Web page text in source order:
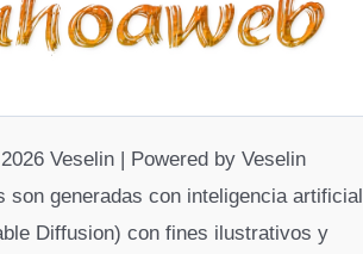
Veselin | Powered by Veselin
son generadas con inteligencia artificial
Diffusion) con fines ilustrativos y